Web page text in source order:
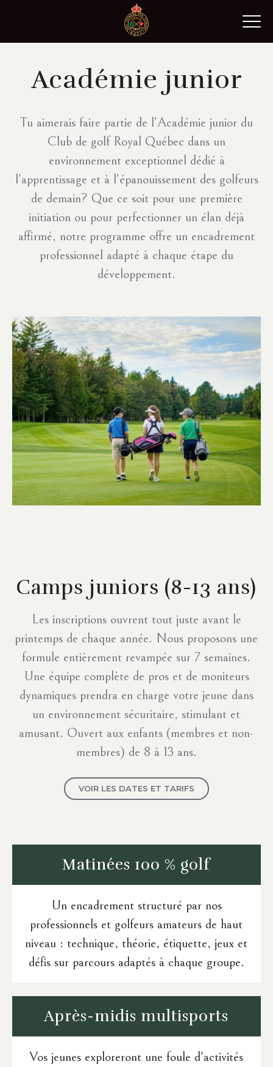
contenu
Académie junior
Tu aimerais faire partie de l’Académie junior du
Club de golf Royal Québec dans un
environnement exceptionnel dédié à
l’apprentissage et à l’épanouissement des golfeurs
de demain? Que ce soit pour une première
initiation ou pour perfectionner un élan déjà
affirmé, notre programme offre un encadrement
professionnel adapté à chaque étape du
développement.
Camps juniors (8-13 ans)
Les inscriptions ouvrent tout juste avant le
printemps de chaque année. Nous proposons une
formule entièrement revampée sur 7 semaines.
Une équipe complète de pros et de moniteurs
dynamiques prendra en charge votre jeune dans
un environnement sécuritaire, stimulant et
amusant. Ouvert aux enfants (membres et non-
membres) de 8 à 13 ans.
VOIR LES DATES ET TARIFS
Matinées 100 % golf
Un encadrement structuré par nos
professionnels et golfeurs amateurs de haut
niveau : technique, théorie, étiquette, jeux et
défis sur parcours adaptés à chaque groupe.
Après-midis multisports
Vos jeunes exploreront une foule d'activités